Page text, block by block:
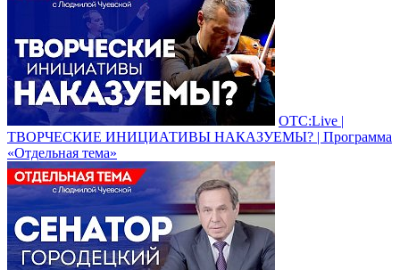
ОТС:Live |
ТВОРЧЕСКИЕ ИНИЦИАТИВЫ НАКАЗУЕМЫ? | Программа
«Отдельная тема»